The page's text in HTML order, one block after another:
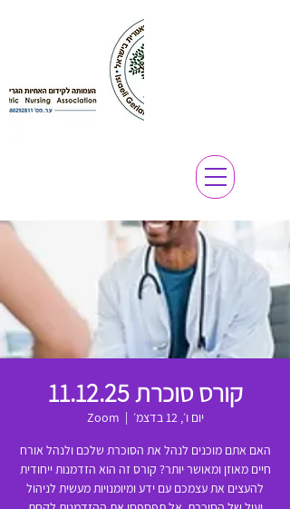
קורס סוכרת 11.12.25
יום ו׳, 12 בדצמ׳
  |
Zoom
האם אתם מוכנים לנהל את הסוכרת שלכם ולנהל אורח
חיים מאוזן ומאושר יותר? קורס זה הוא הזדמנות ייחודית
להעצים את עצמכם עם ידע ומיומנויות מעשית לניהול